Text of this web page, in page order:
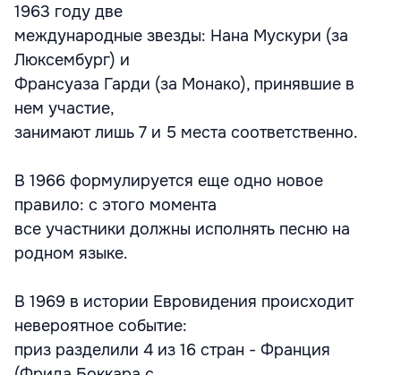
1963 году две
международные звезды: Нана Мускури (за
Люксембург) и
Франсуаза Гарди (за Монако), принявшие в
нем участие,
занимают лишь 7 и 5 места соответственно.
В 1966 формулируется еще одно новое
правило: с этого момента
все участники должны исполнять песню на
родном языке.
В 1969 в истории Евровидения происходит
невероятное событие:
приз разделили 4 из 16 стран - Франция